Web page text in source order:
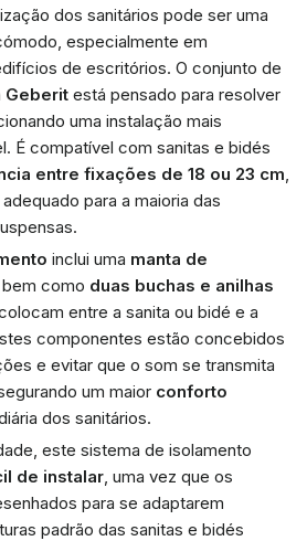
dos sanitários pode ser uma
especialmente em
de escritórios. O conjunto de
Geberit está pensado para resolver
uma instalação mais
É compatível com sanitas e bidés
entre fixações de 18 ou 23 cm,
para a maioria das
inclui uma manta de
bem como duas buchas e anilhas
entre a sanita ou bidé e a
componentes estão concebidos
e evitar que o som se transmita
um maior conforto
dos sanitários.
este sistema de isolamento
de instalar, uma vez que os
para se adaptarem
padrão das sanitas e bidés